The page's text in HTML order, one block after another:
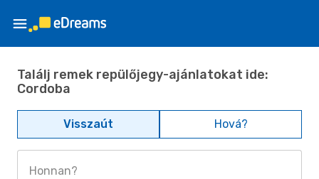
Találj remek repülőjegy-ajánlatokat ide:
Cordoba
Visszaút Hová?
Honnan?